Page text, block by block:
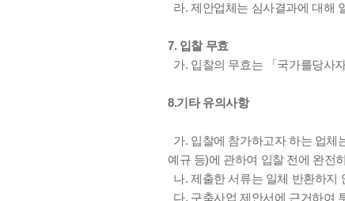
라. 제안업체는 심사결과에 대해
7. 입찰 무효
가. 입찰의 무효는 「국가를당사
8.기타 유의사항
가. 입찰에 참가하고자 하는 업체
예규 등)에 관하여 입찰 전에 완전
나. 제출한 서류는 일체 반환하지
다. 구축사업 제안서에 근거하여